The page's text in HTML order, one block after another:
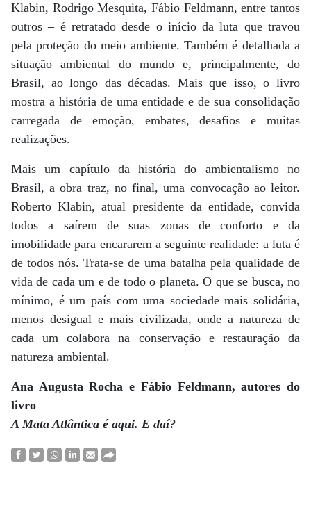
Klabin, Rodrigo Mesquita, Fábio Feldmann, entre tantos
outros – é retratado desde o início da luta que travou
pela proteção do meio ambiente. Também é detalhada a
situação ambiental do mundo e, principalmente, do
Brasil, ao longo das décadas. Mais que isso, o livro
mostra a história de uma entidade e de sua consolidação
carregada de emoção, embates, desafios e muitas
realizações.
Mais um capítulo da história do ambientalismo no
Brasil, a obra traz, no final, uma convocação ao leitor.
Roberto Klabin, atual presidente da entidade, convida
todos a saírem de suas zonas de conforto e da
imobilidade para encararem a seguinte realidade: a luta é
de todos nós. Trata-se de uma batalha pela qualidade de
vida de cada um e de todo o planeta. O que se busca, no
mínimo, é um país com uma sociedade mais solidária,
menos desigual e mais civilizada, onde a natureza de
cada um colabora na conservação e restauração da
natureza ambiental.
Ana Augusta Rocha e Fábio Feldmann, autores do
livro
A Mata Atlântica é aqui. E daí?